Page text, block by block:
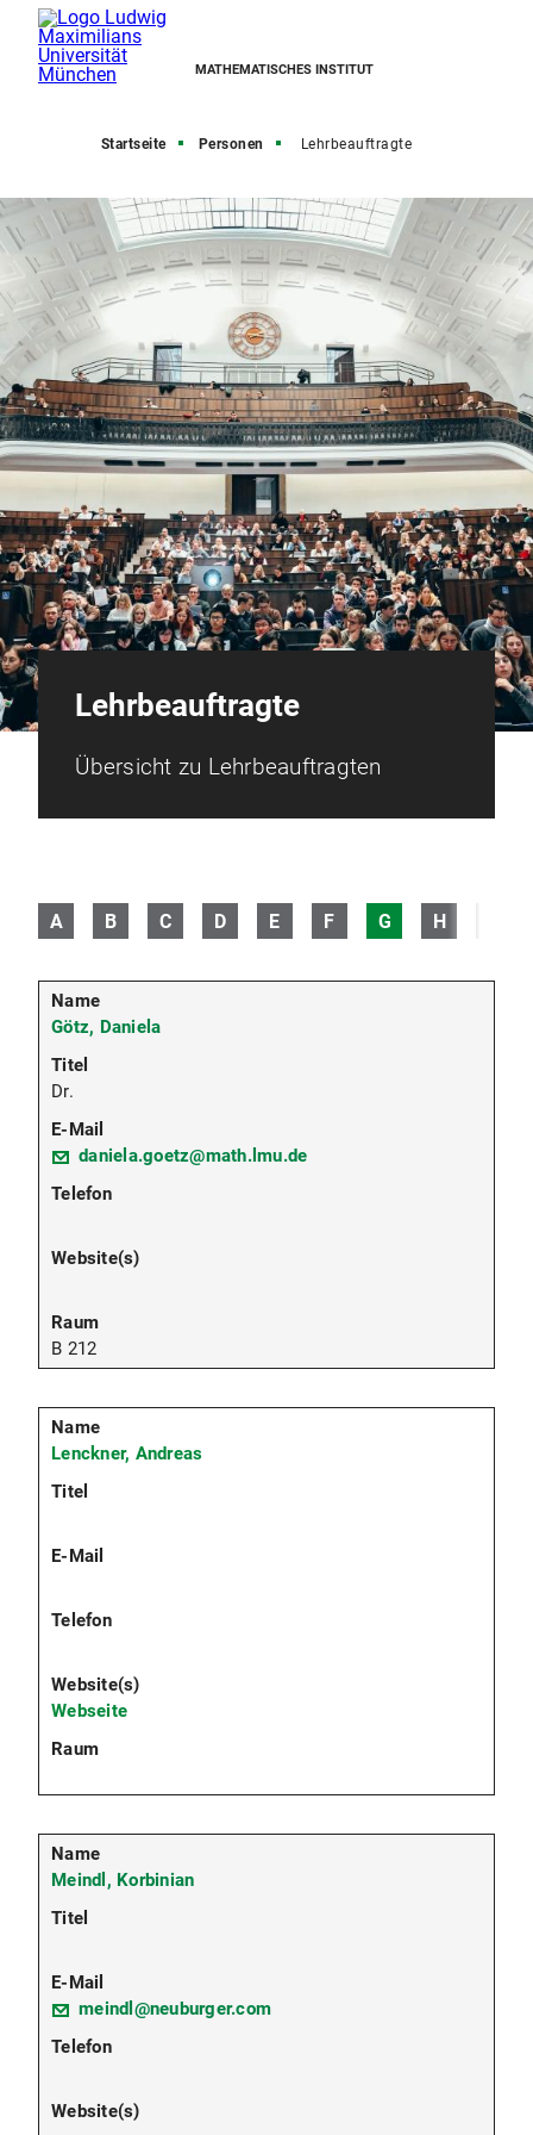
MATHEMATISCHES INSTITUT
Startseite Personen Lehrbeauftragte
Lehrbeauftragte
Übersicht zu Lehrbeauftragten
A B C D E F G H
Götz, Daniela
Dr.
daniela.goetz@math.lmu.de
B 212
Lenckner, Andreas
Webseite
Meindl, Korbinian
meindl@neuburger.com